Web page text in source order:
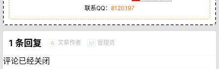
联系QQ： 8120197
1 条回复 A 文章作者 M 管理员
评论已经关闭